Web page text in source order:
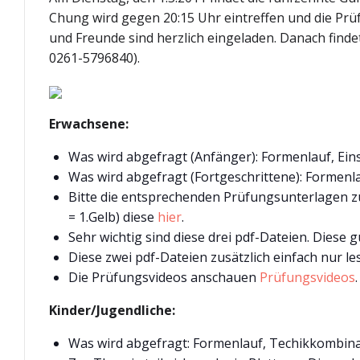
Chung wird gegen 20:15 Uhr eintreffen und die
und Freunde sind herzlich eingeladen. Danach
0261-5796840).
Erwachsene:
Was wird abgefragt (Anfänger): Formenlauf,
Was wird abgefragt (Fortgeschrittene):
Bitte die entsprechenden Prüfungsunterlagen
= 1.Gelb) diese hier.
Sehr wichtig sind diese drei pdf-Dateien. Diese
Diese zwei pdf-Dateien zusätzlich einfach nur
Die Prüfungsvideos anschauen Prüfungsvideos.
Kinder/Jugendliche:
Was wird abgefragt: Formenlauf,